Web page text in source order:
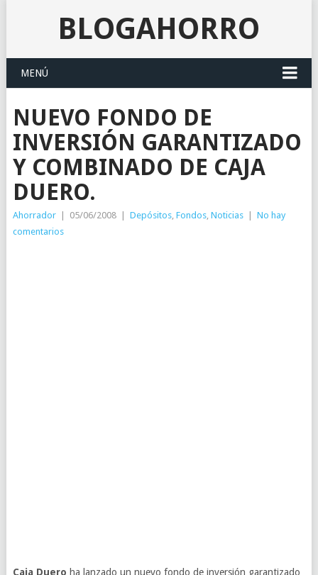
BLOGAHORRO
MENÚ
NUEVO FONDO DE
INVERSIÓN GARANTIZADO
Y COMBINADO DE CAJA
DUERO.
Ahorrador 05/06/2008 Depósitos, Fondos, Noticias
No hay
comentarios
Caja Duero ha lanzado un nuevo fondo de inversión garantizado